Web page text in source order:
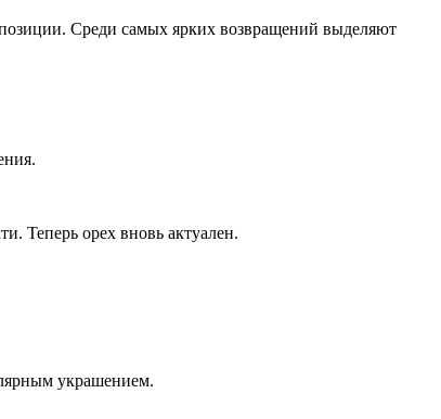
Среди самых ярких возвращений выделяют
Теперь орех вновь актуален.
украшением.